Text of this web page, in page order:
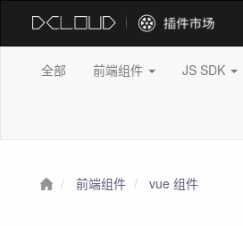
全部 前端组件 JS SDK
前端组件 vue 组件